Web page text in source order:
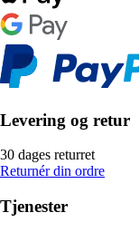
Levering og retur
30 dages returret
Returnér din ordre
Tjenester